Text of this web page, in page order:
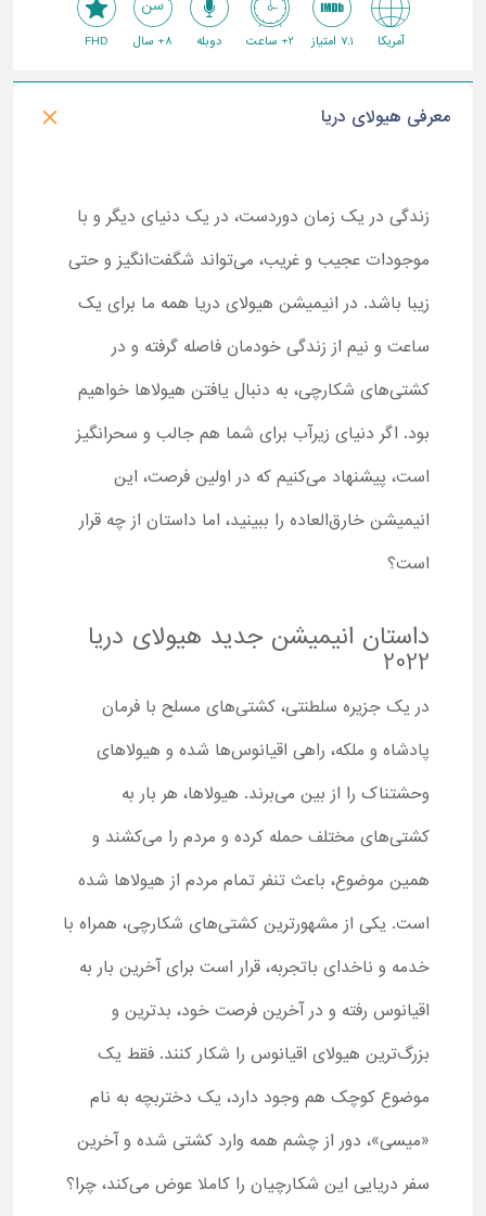
آمریکا 7.1 امتیاز 2+ ساعت دوبله 8+ سال FHD
معرفی هیولای دریا
زندگی در یک زمان دوردست، در یک دنیای دیگر و با
موجودات عجیب و غریب، می‌تواند شگفت‌انگیز و حتی
زیبا باشد. در انیمیشن هیولای دریا همه ما برای یک
ساعت و نیم از زندگی خودمان فاصله گرفته و در
کشتی‌های شکارچی، به دنبال یافتن هیولاها خواهیم
بود. اگر دنیای زیرآب برای شما هم جالب و سحرانگیز
است، پیشنهاد می‌کنیم که در اولین فرصت، این
انیمیشن خارق‌العاده را ببینید، اما داستان از چه قرار
است؟
داستان انیمیشن جدید هیولای دریا
2022
در یک جزیره سلطنتی، کشتی‌های مسلح با فرمان
پادشاه و ملکه، راهی اقیانوس‌ها شده و هیولاهای
وحشتناک را از بین می‌برند. هیولاها، هر بار به
کشتی‌های مختلف حمله کرده و مردم را می‌کشند و
همین موضوع، باعث تنفر تمام مردم از هیولاها شده
است. یکی از مشهورترین کشتی‌های شکارچی، همراه با
خدمه و ناخدای باتجربه، قرار است برای آخرین بار به
اقیانوس رفته و در آخرین فرصت خود، بدترین و
بزرگ‌ترین هیولای اقیانوس را شکار کنند. فقط یک
موضوع کوچک هم وجود دارد، یک دختربچه به نام
«میسی»، دور از چشم همه وارد کشتی شده و آخرین
سفر دریایی این شکارچیان را کاملا عوض می‌کند، چرا؟